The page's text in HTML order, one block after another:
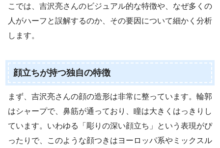
こでは、吉沢亮さんのビジュアル的な特徴や、なぜ多くの
人がハーフと誤解するのか、その要因について細かく分析
します。
顔立ちが持つ独自の特徴
まず、吉沢亮さんの顔の造形は非常に整っています。輪郭
はシャープで、鼻筋が通っており、瞳は大きくはっきりし
ています。いわゆる「彫りの深い顔立ち」という表現がぴ
ったりで、このような顔つきはヨーロッパ系やミックスル